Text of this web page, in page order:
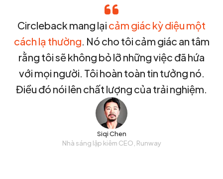
Circleback mang lại cảm giác kỳ diệu một
cách lạ thường . Nó cho tôi cảm giác an tâm
rằng tôi sẽ không bỏ lỡ những việc đã hứa
với mọi người. Tôi hoàn toàn tin tưởng nó.
Điều đó nói lên chất lượng của trải nghiệm.
Siqi Chen
Nhà sáng lập kiêm CEO, Runway